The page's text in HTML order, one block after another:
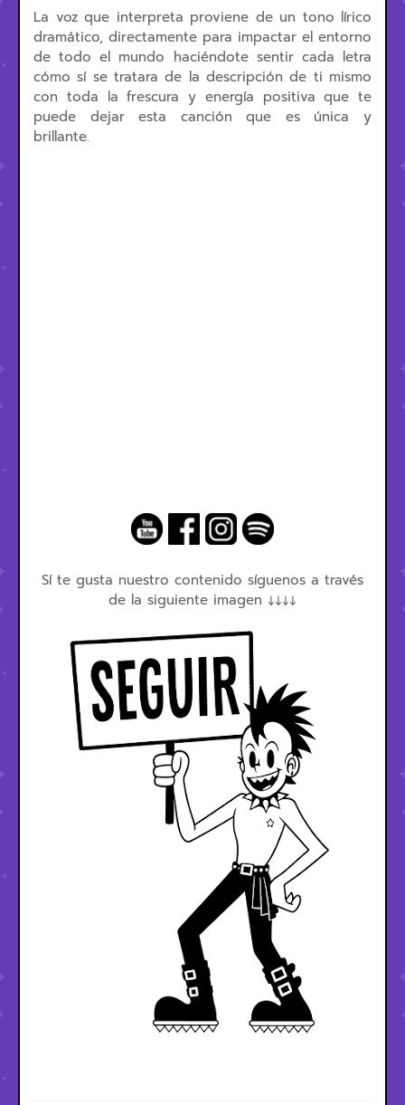
La voz que interpreta proviene de un tono lírico
dramático, directamente para impactar el entorno
de todo el mundo haciéndote sentir cada letra
cómo sí se tratara de la descripción de ti mismo
con toda la frescura y energía positiva que te
puede dejar esta canción que es única y
brillante.
Sí te gusta nuestro contenido síguenos a través
de la siguiente imagen ↓↓↓↓